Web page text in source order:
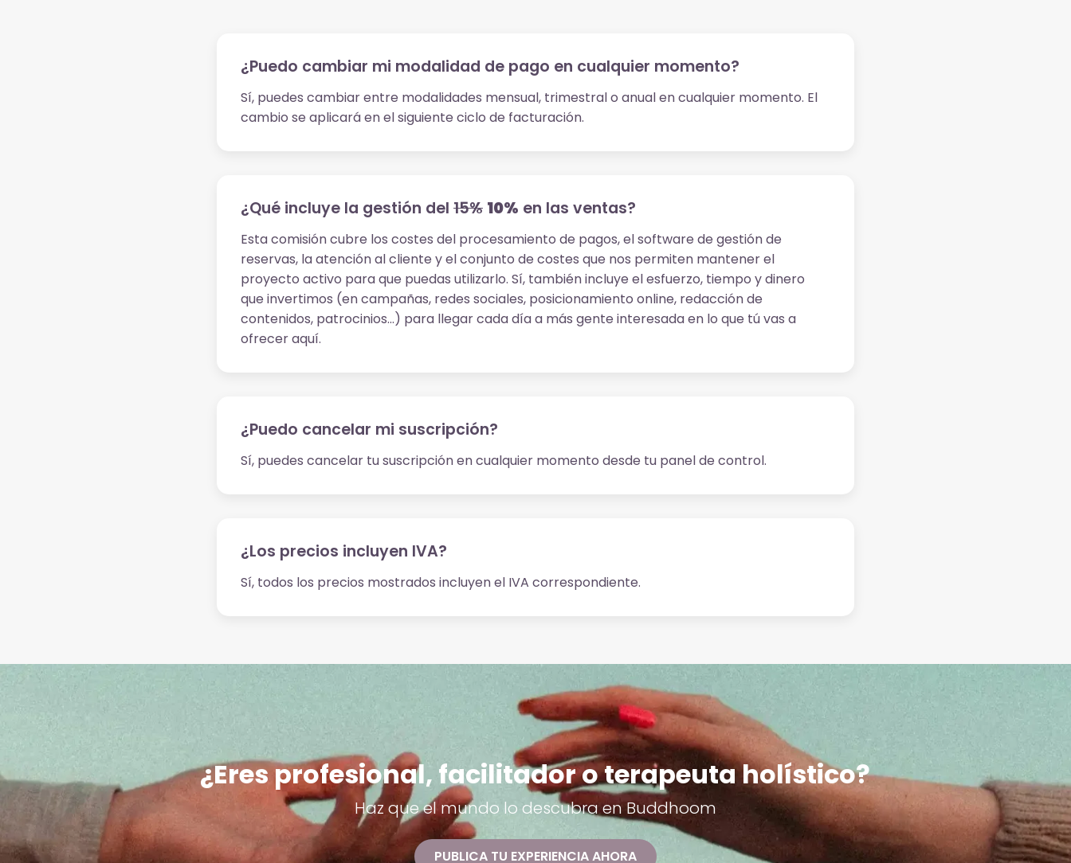
¿Puedo cambiar mi modalidad de pago en cualquier momento?
Sí, puedes cambiar entre modalidades mensual, trimestral o anual en cualquier momento. El
cambio se aplicará en el siguiente ciclo de facturación.
¿Qué incluye la gestión del 15% 10% en las ventas?
Esta comisión cubre los costes del procesamiento de pagos, el software de gestión de
reservas, la atención al cliente y el conjunto de costes que nos permiten mantener el
proyecto activo para que puedas utilizarlo. Sí, también incluye el esfuerzo, tiempo y dinero
que invertimos (en campañas, redes sociales, posicionamiento online, redacción de
contenidos, patrocinios...) para llegar cada día a más gente interesada en lo que tú vas a
ofrecer aquí.
¿Puedo cancelar mi suscripción?
Sí, puedes cancelar tu suscripción en cualquier momento desde tu panel de control.
¿Los precios incluyen IVA?
Sí, todos los precios mostrados incluyen el IVA correspondiente.
¿Eres profesional, facilitador o terapeuta holístico?
Haz que el mundo lo descubra en Buddhoom
PUBLICA TU EXPERIENCIA AHORA